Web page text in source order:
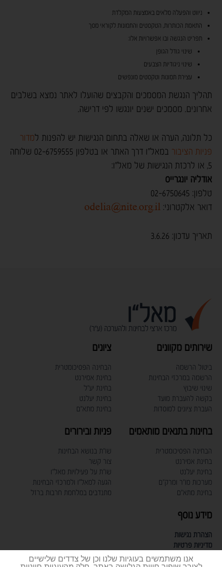
ניווט והפעלה מלאים באמצעות המקלדת
התאמת הכותרות, הטקסטים והתמונות לקוראי מסך
תפריט הנגשה ובו אפשרויות אלו:
שינוי גודל הגופן
שינוי ניגודיות הצבעים
עצירת תמונות וטקסטים מונפשים
תהליך הנגשת המסמכים והקבצים שהועלו לאתר נמצא בשלבים
אחרונים. מסמכים ישנים יונגשו לפי דרישה.
כל תלונה, הערה או שאלה בתחום הנגישות יש להפנות למדור
פניות הציבור
במאל"ו דרך האתר או בטלפון 02-6759555 שלוחה
5, או לרכזת הנגישות של מאל"ו:
אודליה יונגרייס
טלפון: 02-6750645
דואר אלקטרוני: odelia@nite.org.il
תאריך עדכון: 3.6.26
שירותים מקוונים
ביטול הרשמה
הרשמה במרכזי הבחינות
שינוי שיבוץ
בקשה להעברת מועד
העברת ציונים למוסדות
ציונים
הבחינה הפסיכומטרית
בחינת אמירנט
בחינת יע"ל
בחינת יעלנט
בחינת מתא"ם
בחינות בתנאים מותאמים
הבחינה הפסיכומטרית
בחינת אמירנט
בחינת יעלנט
מערכות מו"ר ומרק"ם
בחינת מתא"ם
פניות ובירורים
שו"ת בנושא הבחינות
צור קשר
שו"ת על פעילויות מאל"ו
הגעה למאל"ו ולמרכזי הבחינות
מתנדבים במלחמת חרבות ברזל
מידע נוסף
הצהרת נגישות
מדיניות פרטיות
תעודת תקן אבטחת מידע
אנו משתמשים בעוגיות שלנו וכן של צדדים שלישיים